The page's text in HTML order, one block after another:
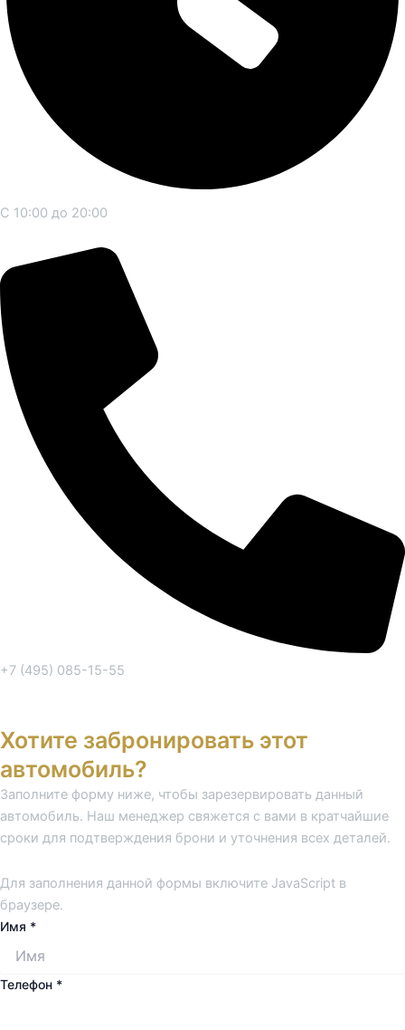
С 10:00 до 20:00
+7 (495) 085-15-55
Хотите забронировать этот
автомобиль?
Заполните форму ниже, чтобы зарезервировать данный
автомобиль. Наш менеджер свяжется с вами в кратчайшие
сроки для подтверждения брони и уточнения всех деталей.
Для заполнения данной формы включите JavaScript в
браузере.
Имя *
Телефон *